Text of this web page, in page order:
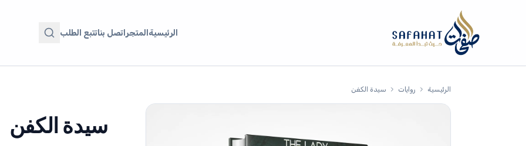
الرئيسيةالمتجراتصل بناتتبع الطلب
الرئيسية روايات سيدة الكفن
سيدة الكفن